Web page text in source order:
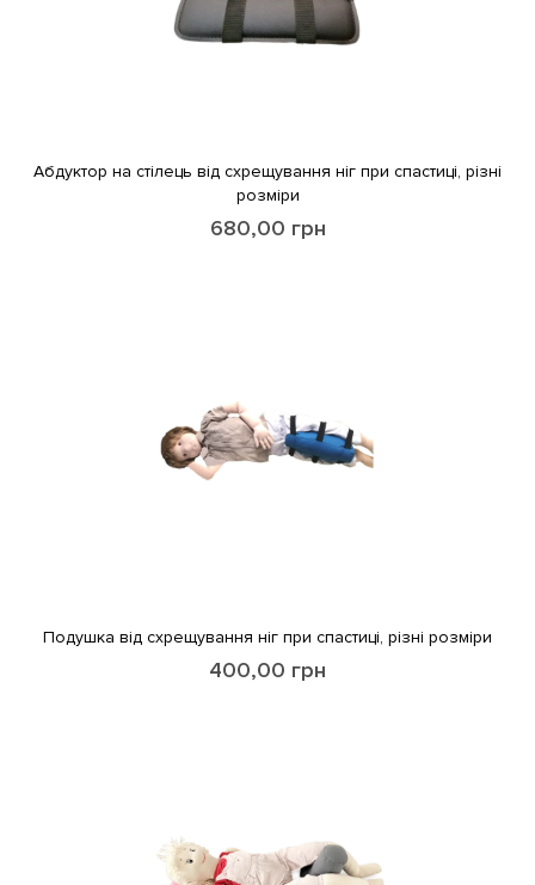
Абдуктор на стілець від схрещування ніг при спастиці, різні
розміри
680,00 грн
Подушка від схрещування ніг при спастиці, різні розміри
400,00 грн